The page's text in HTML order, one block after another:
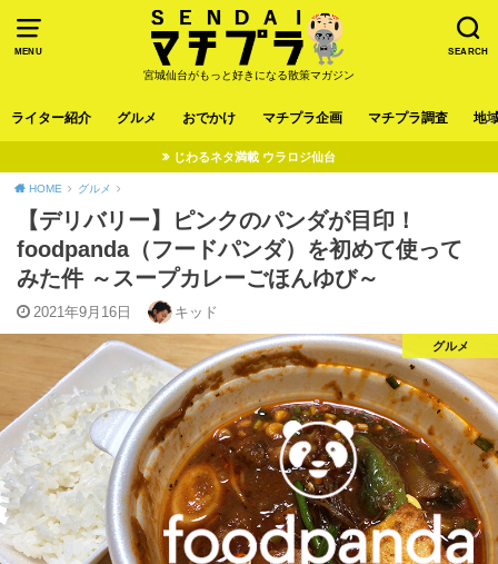
MENU SEARCH
宮城仙台がもっと好きになる散策マガジン
ライター紹介 グルメ おでかけ マチプラ企画 マチプラ調査 地
じわるネタ満載 ウラロジ仙台
HOME グルメ
【デリバリー】ピンクのパンダが目印！
foodpanda（フードパンダ）を初めて使って
みた件 ～スープカレーごほんゆび～
2021年9月16日 キッド
グルメ